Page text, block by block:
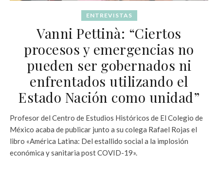
ENTREVISTAS
Vanni Pettinà: “Ciertos
procesos y emergencias no
pueden ser gobernados ni
enfrentados utilizando el
Estado Nación como unidad”
Profesor del Centro de Estudios Históricos de El Colegio de
México acaba de publicar junto a su colega Rafael Rojas el
libro «América Latina: Del estallido social a la implosión
económica y sanitaria post COVID-19».